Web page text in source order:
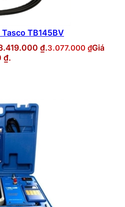
TB145BV
₫.3.077.000 ₫Giá
₫.